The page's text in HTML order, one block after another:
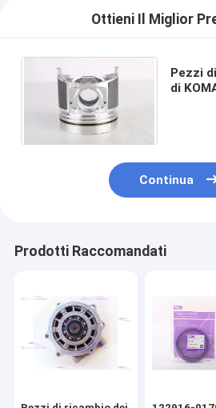
Ottieni Il Miglior
Pezzi
di
Continua
Prodotti Raccomandati